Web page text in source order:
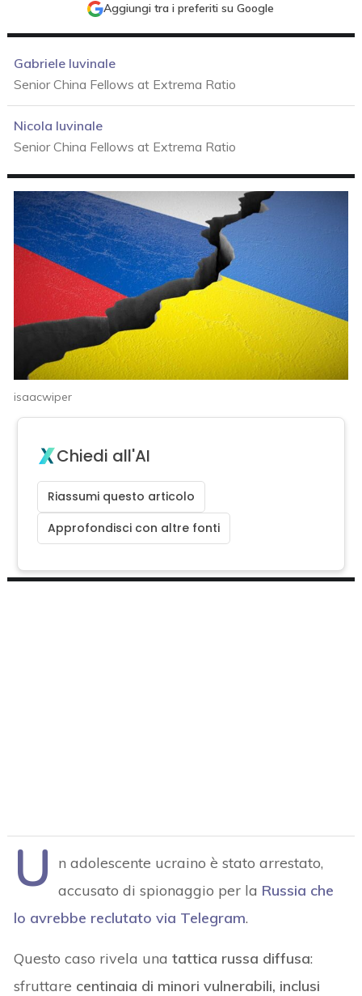
Aggiungi tra i preferiti su Google
Gabriele Iuvinale
Senior China Fellows at Extrema Ratio
Nicola Iuvinale
Senior China Fellows at Extrema Ratio
isaacwiper
Chiedi all'AI
Riassumi questo articolo
Approfondisci con altre fonti
U
n adolescente ucraino è stato arrestato,
accusato di spionaggio per la Russia che
lo avrebbe reclutato via Telegram.
Questo caso rivela unatattica russa diffusa:
sfruttare centinaia di minori vulnerabili, inclusi